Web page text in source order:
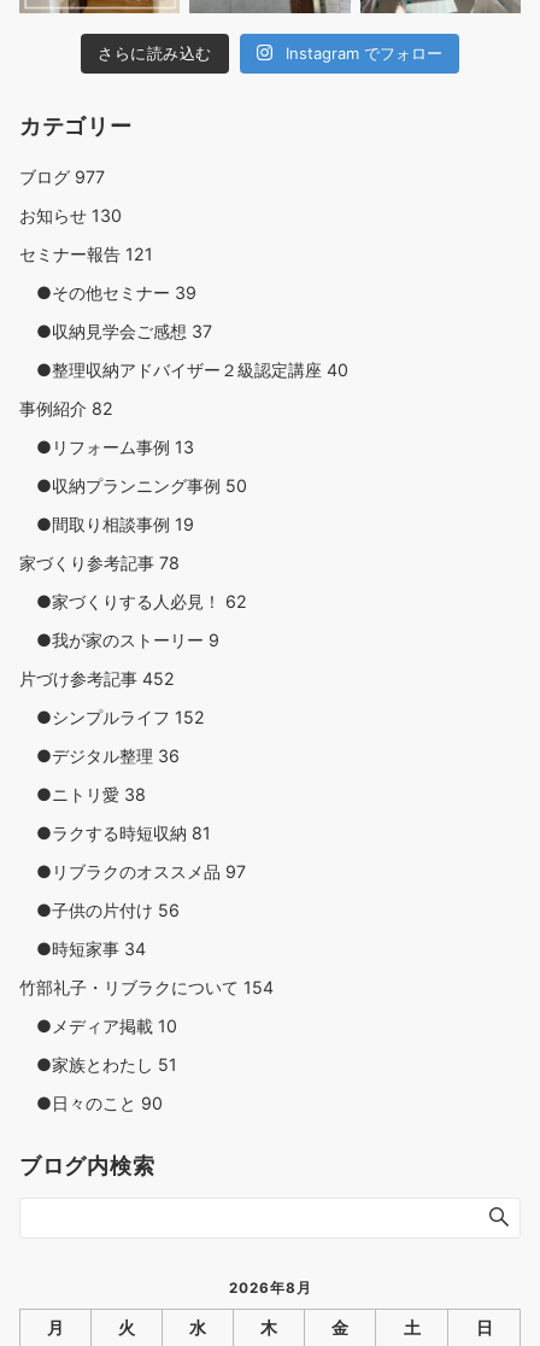
さらに読み込む Instagram でフォロー
カテゴリー
ブログ 977
お知らせ 130
セミナー報告 121
●その他セミナー 39
●収納見学会ご感想 37
●整理収納アドバイザー２級認定講座 40
事例紹介 82
●リフォーム事例 13
●収納プランニング事例 50
●間取り相談事例 19
家づくり参考記事 78
●家づくりする人必見！ 62
●我が家のストーリー 9
片づけ参考記事 452
●シンプルライフ 152
●デジタル整理 36
●ニトリ愛 38
●ラクする時短収納 81
●リブラクのオススメ品 97
●子供の片付け 56
●時短家事 34
竹部礼子・リブラクについて 154
●メディア掲載 10
●家族とわたし 51
●日々のこと 90
ブログ内検索
2026年8月
月 火 水 木 金 土 日